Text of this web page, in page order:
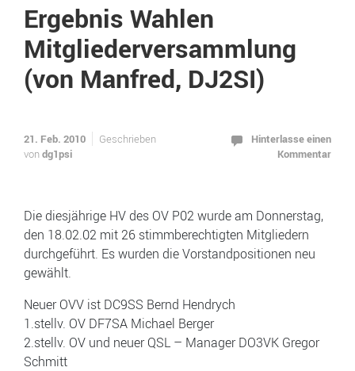
Ergebnis Wahlen
Mitgliederversammlung
(von Manfred, DJ2SI)
21. Feb. 2010
Geschrieben
vondg1psi
Hinterlasse einen
Kommentar
Die diesjährige HV des OV P02 wurde am Donnerstag,
den 18.02.02 mit 26 stimmberechtigten Mitgliedern
durchgeführt. Es wurden die Vorstandpositionen neu
gewählt.
Neuer OVV ist DC9SS Bernd Hendrych
1.stellv. OV DF7SA Michael Berger
2.stellv. OV und neuer QSL – Manager DO3VK Gregor
Schmitt